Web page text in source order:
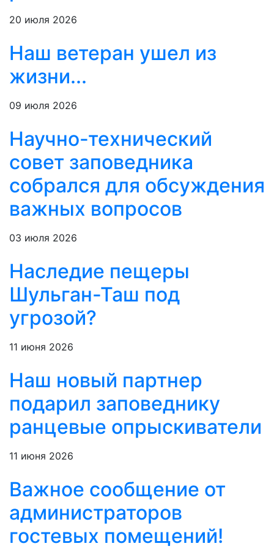
20 июля 2026
Наш ветеран ушел из
жизни...
09 июля 2026
Научно-технический
совет заповедника
собрался для обсуждения
важных вопросов
03 июля 2026
Наследие пещеры
Шульган-Таш под
угрозой?
11 июня 2026
Наш новый партнер
подарил заповеднику
ранцевые опрыскиватели
11 июня 2026
Важное сообщение от
администраторов
гостевых помещений!